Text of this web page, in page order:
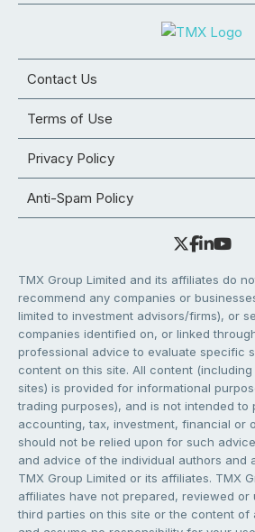
Contact Us
Terms of Use
Privacy Policy
Anti-Spam Policy
TMX Group Limited and its affiliates do
recommend any companies or
limited to investment advisors/firms), or
companies identified on, or linked
professional advice to evaluate specific
content on this site. All content
sites) is provided for informational
trading purposes), and is not intended to
accounting, tax, investment, financial or
should not be relied upon for such
and advice of the individual authors and
TMX Group Limited or its affiliates. TMX
affiliates have not prepared, reviewed
third parties on this site or the content of